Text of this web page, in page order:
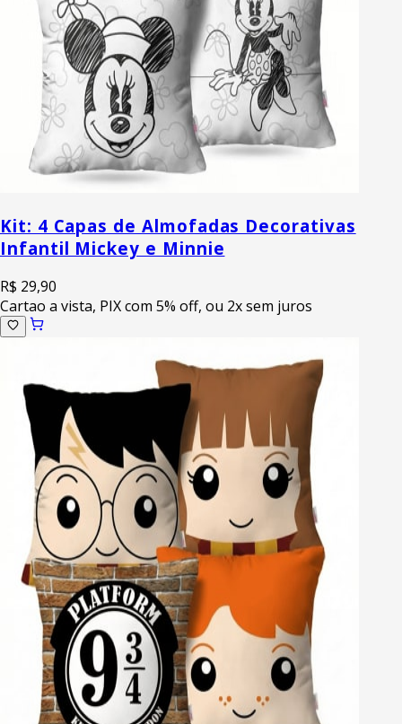
Kit: 4 Capas de Almofadas Decorativas
Infantil Mickey e Minnie
R$ 29,90
Cartao a vista, PIX com 5% off, ou 2x sem juros